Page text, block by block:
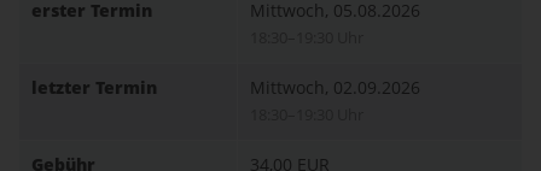
erster Termin Mittwoch, 05.08.2026
letzter Termin Mittwoch, 02.09.2026
Gebühr 34,00 EUR